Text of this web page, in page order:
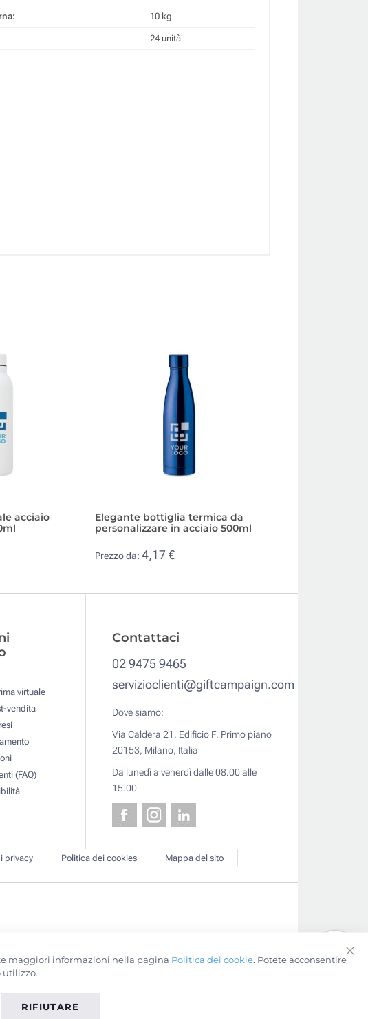
10 kg
24 unità
acciaio
Elegante bottiglia termica da
personalizzare in acciaio 500ml
Prezzo da: 4,17 €
virtuale
vendita
(FAQ)
Contattaci
02 9475 9465
servizioclienti@giftcampaign.com
Dove siamo:
Via Caldera 21, Edificio F, Primo piano
20153, Milano, Italia
Da lunedì a venerdì dalle 08.00 alle
15.00
privacy Politica dei cookies
Mappa del sito
maggiori informazioni nella pagina Politica dei cookie. Potete acconsentire
utilizzo.
RIFIUTARE